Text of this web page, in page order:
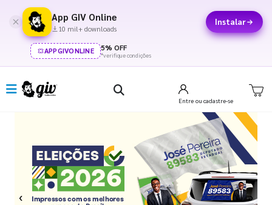
App GIV Online
10 mil+ downloads
Instalar
APPGIVONLINE 5% OFF
*verifique condições
Entre ou cadastre-se
Previous Next